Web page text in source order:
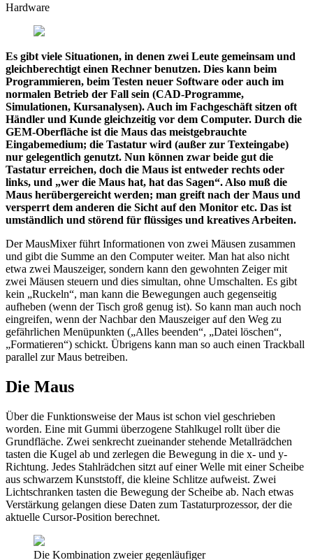
Hardware
Es gibt viele Situationen, in denen zwei Leute gemeinsam und
gleichberechtigt einen Rechner benutzen. Dies kann beim
Programmieren, beim Testen neuer Software oder auch im
normalen Betrieb der Fall sein (CAD-Programme,
Simulationen, Kursanalysen). Auch im Fachgeschäft sitzen oft
Händler und Kunde gleichzeitig vor dem Computer. Durch die
GEM-Oberfläche ist die Maus das meistgebrauchte
Eingabemedium; die Tastatur wird (außer zur Texteingabe)
nur gelegentlich genutzt. Nun können zwar beide gut die
Tastatur erreichen, doch die Maus ist entweder rechts oder
links, und „wer die Maus hat, hat das Sagen“. Also muß die
Maus herübergereicht werden; man greift nach der Maus und
versperrt dem anderen die Sicht auf den Monitor etc. Das ist
umständlich und störend für flüssiges und kreatives Arbeiten.
Der MausMixer führt Informationen von zwei Mäusen zusammen
und gibt die Summe an den Computer weiter. Man hat also nicht
etwa zwei Mauszeiger, sondern kann den gewohnten Zeiger mit
zwei Mäusen steuern und dies simultan, ohne Umschalten. Es gibt
kein „Ruckeln“, man kann die Bewegungen auch gegenseitig
aufheben (wenn der Tisch groß genug ist). So kann man auch noch
eingreifen, wenn der Nachbar den Mauszeiger auf den Weg zu
gefährlichen Menüpunkten („Alles beenden“, „Datei löschen“,
„Formatieren“) schickt. Übrigens kann man so auch einen Trackball
parallel zur Maus betreiben.
Die Maus
Über die Funktionsweise der Maus ist schon viel geschrieben
worden. Eine mit Gummi überzogene Stahlkugel rollt über die
Grundfläche. Zwei senkrecht zueinander stehende Metallrädchen
tasten die Kugel ab und zerlegen die Bewegung in die x- und y-
Richtung. Jedes Stahlrädchen sitzt auf einer Welle mit einer Scheibe
aus schwarzem Kunststoff, die kleine Schlitze aufweist. Zwei
Lichtschranken tasten die Bewegung der Scheibe ab. Nach etwas
Verstärkung gelangen diese Daten zum Tastaturprozessor, der die
aktuelle Cursor-Position berechnet.
Die Kombination zweier gegenläufiger